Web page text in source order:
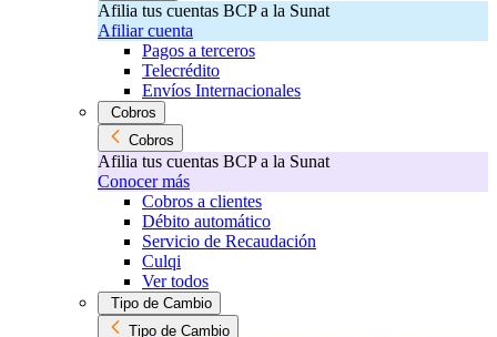
Afilia tus cuentas BCP a la Sunat
Afiliar cuenta
Pagos a terceros
Telecrédito
Envíos Internacionales
Cobros
Cobros
Afilia tus cuentas BCP a la Sunat
Conocer más
Cobros a clientes
Débito automático
Servicio de Recaudación
Culqi
Ver todos
Tipo de Cambio
Tipo de Cambio